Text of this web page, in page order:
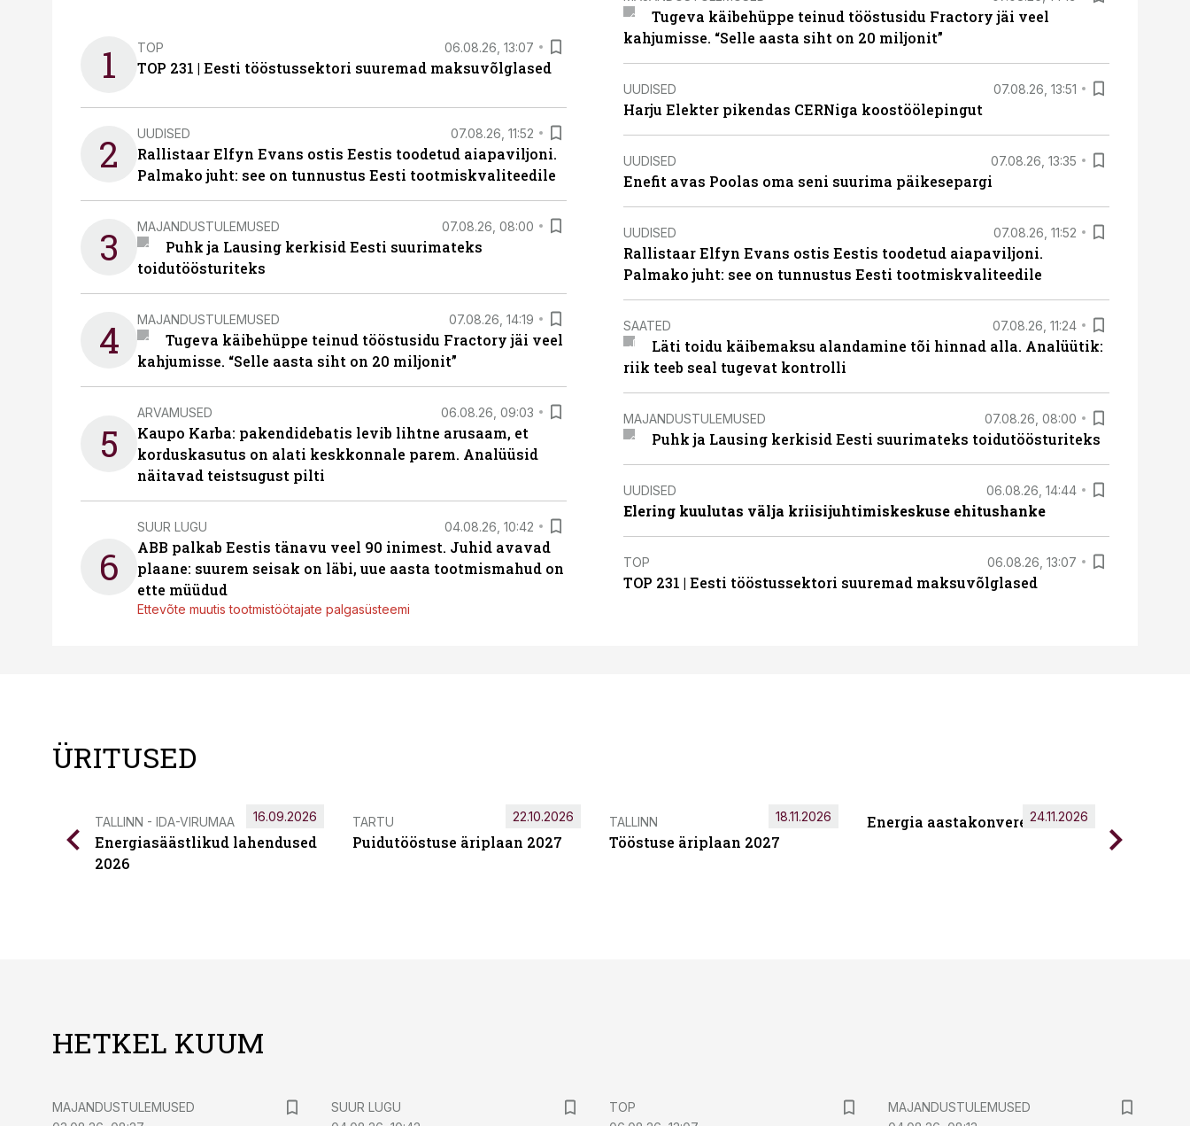
1 TOP 06.08.26, 13:07
TOP 231 | Eesti tööstussektori suuremad maksuvõlglased
2 UUDISED 07.08.26, 11:52
Rallistaar Elfyn Evans ostis Eestis toodetud aiapaviljoni.
Palmako juht: see on tunnustus Eesti tootmiskvaliteedile
3 MAJANDUSTULEMUSED 07.08.26, 08:00
Puhk ja Lausing kerkisid Eesti suurimateks
toidutöösturiteks
4 MAJANDUSTULEMUSED 07.08.26, 14:19
Tugeva käibehüppe teinud tööstusidu Fractory jäi veel
kahjumisse. “Selle aasta siht on 20 miljonit”
5
ARVAMUSED 06.08.26, 09:03
Kaupo Karba: pakendidebatis levib lihtne arusaam, et
korduskasutus on alati keskkonnale parem. Analüüsid
näitavad teistsugust pilti
6
SUUR LUGU 04.08.26, 10:42
ABB palkab Eestis tänavu veel 90 inimest. Juhid avavad
plaane: suurem seisak on läbi, uue aasta tootmismahud on
ette müüdud
Ettevõte muutis tootmistöötajate palgasüsteemi
Tugeva käibehüppe teinud tööstusidu Fractory jäi veel
kahjumisse. “Selle aasta siht on 20 miljonit”
UUDISED 07.08.26, 13:51
Harju Elekter pikendas CERNiga koostöölepingut
UUDISED 07.08.26, 13:35
Enefit avas Poolas oma seni suurima päikesepargi
UUDISED 07.08.26, 11:52
Rallistaar Elfyn Evans ostis Eestis toodetud aiapaviljoni.
Palmako juht: see on tunnustus Eesti tootmiskvaliteedile
SAATED 07.08.26, 11:24
Läti toidu käibemaksu alandamine tõi hinnad alla. Analüütik:
riik teeb seal tugevat kontrolli
MAJANDUSTULEMUSED 07.08.26, 08:00
Puhk ja Lausing kerkisid Eesti suurimateks toidutöösturiteks
UUDISED 06.08.26, 14:44
Elering kuulutas välja kriisijuhtimiskeskuse ehitushanke
TOP 06.08.26, 13:07
TOP 231 | Eesti tööstussektori suuremad maksuvõlglased
ÜRITUSED
TALLINN - IDA-VIRUMAA
Energiasäästlikud lahendused
2026
16.09.2026 TARTU
Puidutööstuse äriplaan 2027
22.10.2026 TALLINN
Tööstuse äriplaan 2027
18.11.2026 Energia aastakonverents 2026
24.11.2026
HETKEL KUUM
MAJANDUSTULEMUSED
SUUR LUGU
TOP
MAJANDUSTULEMUSED